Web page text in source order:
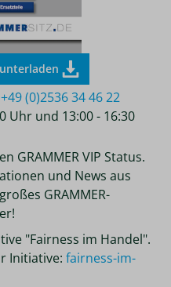
+49 (0)2536 34 46 22
Uhr und 13:00 - 16:30
GRAMMER VIP Status.
und News aus
GRAMMER-
"Fairness im Handel".
Initiative: fairness-im-